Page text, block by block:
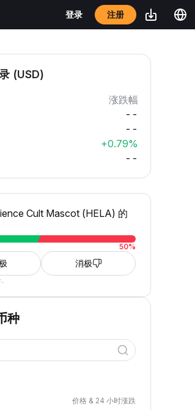
登录 注册
(USD)
涨跌幅
--
--
+0.79%
--
Cult Mascot (HELA) 的
50%
消极
种
价格 & 24 小时涨跌